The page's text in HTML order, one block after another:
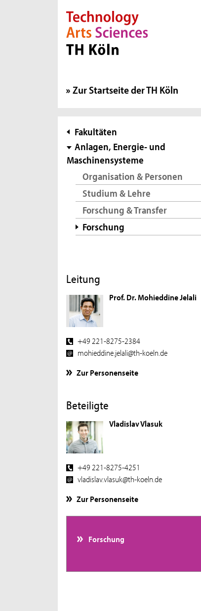
Direkt zur Hauptnavigation
Direkt zur Subnavigation
Direkt zum Inhalt
Direkt zum Fußbereich
Zur Startseite der TH Köln
Subnavigation
Fakultäten
Anlagen, Energie- und
Maschinensysteme
Organisation & Personen
Studium & Lehre
Forschung & Transfer
Forschung
Leitung
Prof. Dr. Mohieddine Jelali
+49 221-8275-2384
mohieddine.jelali@th-koeln.de
Zur Personenseite
Beteiligte
Vladislav Vlasuk
+49 221-8275-4251
vladislav.vlasuk@th-koeln.de
Zur Personenseite
Forschung